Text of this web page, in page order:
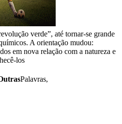
verde”, até tornar-se grande
A orientação mudou:
em nova relação com a natureza e
los
Palavras,